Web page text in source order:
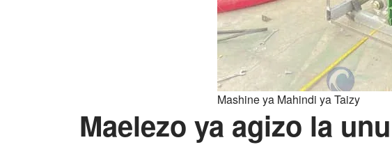
Mashine ya Mahindi ya Taizy
Maelezo ya agizo la